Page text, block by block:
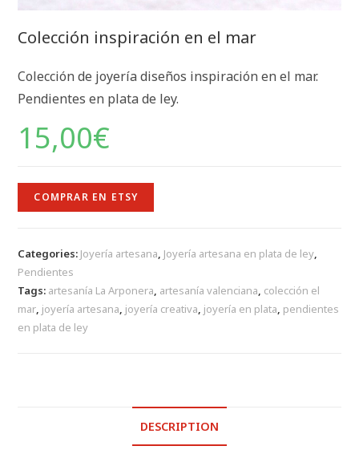
Colección inspiración en el mar
Colección de joyería diseños inspiración en el mar.
Pendientes en plata de ley.
15,00€
COMPRAR EN ETSY
Categories: Joyería artesana, Joyería artesana en plata de ley,
Pendientes
Tags: artesanía La Arponera, artesanía valenciana, colección el
mar, joyería artesana, joyería creativa, joyería en plata, pendientes
en plata de ley
DESCRIPTION